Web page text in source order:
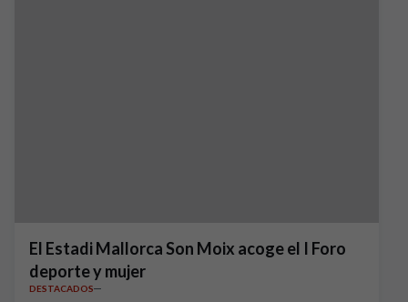
El Estadi Mallorca Son Moix acoge el I Foro
deporte y mujer
DESTACADOS